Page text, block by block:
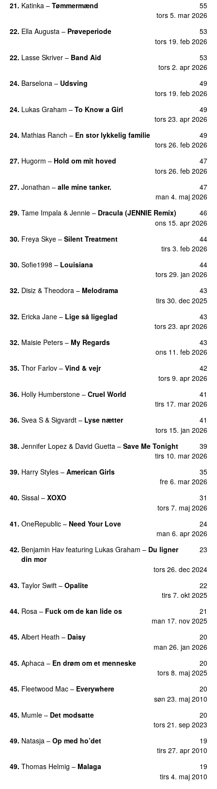
21. Katinka – Tømmermænd
tors 5. mar 2026
55
22. Ella Augusta – Prøveperiode
tors 19. feb 2026
53
22. Lasse Skriver – Band Aid
tors 2. apr 2026
53
24. Barselona – Udsving
tors 19. feb 2026
49
24. Lukas Graham – To Know a Girl
tors 23. apr 2026
49
24. Mathias Ranch – En stor lykkelig familie
tors 26. feb 2026
49
27. Hugorm – Hold om mit hoved
tors 26. feb 2026
47
27. Jonathan – alle mine tanker.
man 4. maj 2026
47
29. Tame Impala & Jennie – Dracula (JENNIE Remix)
ons 15. apr 2026
46
30. Freya Skye – Silent Treatment
tirs 3. feb 2026
44
30. Sofie1998 – Louisiana
tors 29. jan 2026
44
32. Disiz & Theodora – Melodrama
tirs 30. dec 2025
43
32. Ericka Jane – Lige så ligeglad
tors 23. apr 2026
43
32. Maisie Peters – My Regards
ons 11. feb 2026
43
35. Thor Farlov – Vind & vejr
tors 9. apr 2026
42
36. Holly Humberstone – Cruel World
tirs 17. mar 2026
41
36. Svea S & Sigvardt – Lyse nætter
tors 15. jan 2026
41
38. Jennifer Lopez & David Guetta – Save Me Tonight
tirs 10. mar 2026
39
39. Harry Styles – American Girls
fre 6. mar 2026
35
40. Sissal – XOXO
tors 7. maj 2026
31
41. OneRepublic – Need Your Love
man 6. apr 2026
24
42. Benjamin Hav featuring Lukas Graham – Du ligner
din mor
tors 26. dec 2024
23
43. Taylor Swift – Opalite
tirs 7. okt 2025
22
44. Rosa – Fuck om de kan lide os
man 17. nov 2025
21
45. Albert Heath – Daisy
man 26. jan 2026
20
45. Aphaca – En drøm om et menneske
tors 8. maj 2025
20
45. Fleetwood Mac – Everywhere
søn 23. maj 2010
20
45. Mumle – Det modsatte
tors 21. sep 2023
20
49. Natasja – Op med ho’det
tirs 27. apr 2010
19
49. Thomas Helmig – Malaga
tirs 4. maj 2010
19